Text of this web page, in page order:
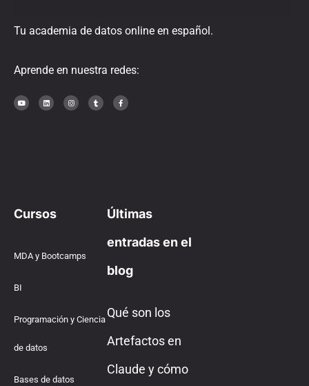
Tu academia de datos online en español.
Aprende en nuestra redes:
Cursos
MDA y Bootcamps
BI
Programación y Ciencia
de datos
Bases de datos
Últimas
entradas en el
blog
Qué son los
Artefactos en
Claude y cómo